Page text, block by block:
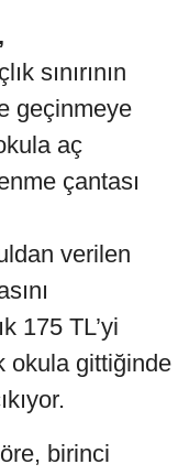
sınırının
geçinmeye
aç
çantası
verilen
175 TL’yi
okula gittiğinde
birinci